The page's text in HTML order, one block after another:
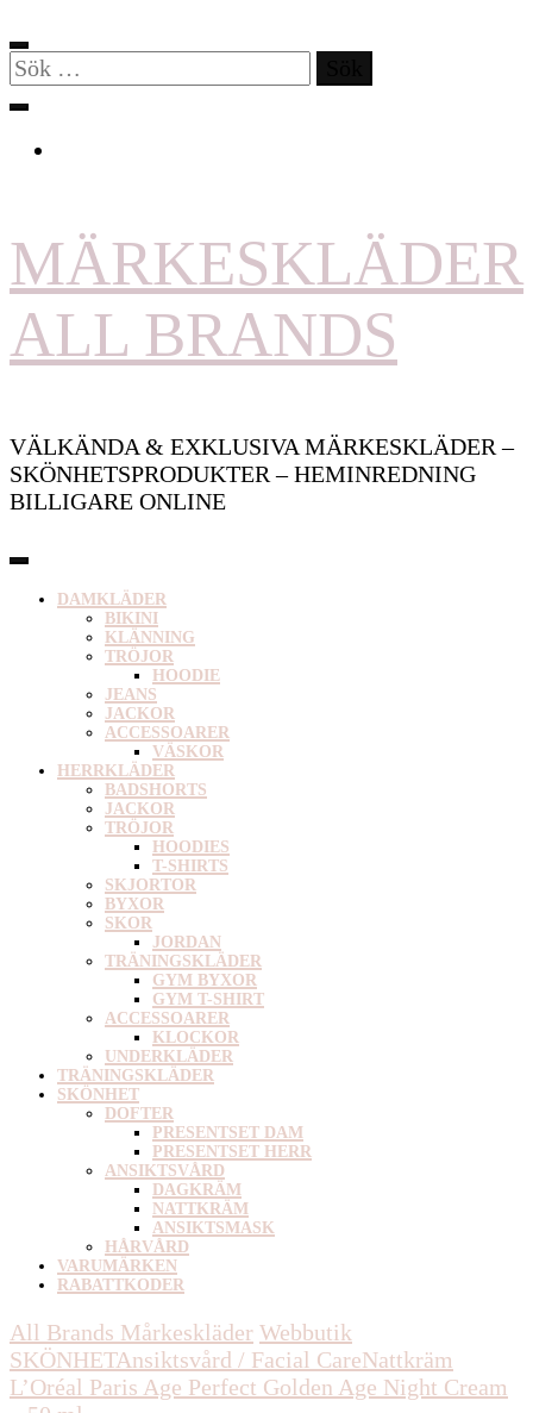
Sök
efter:
MÄRKESKLÄDER
ALL BRANDS
VÄLKÄNDA & EXKLUSIVA MÄRKESKLÄDER –
SKÖNHETSPRODUKTER – HEMINREDNING
BILLIGARE ONLINE
DAMKLÄDER
BIKINI
KLÄNNING
TRÖJOR
HOODIE
JEANS
JACKOR
ACCESSOARER
VÄSKOR
HERRKLÄDER
BADSHORTS
JACKOR
TRÖJOR
HOODIES
T-SHIRTS
SKJORTOR
BYXOR
SKOR
JORDAN
TRÄNINGSKLÄDER
GYM BYXOR
GYM T-SHIRT
ACCESSOARER
KLOCKOR
UNDERKLÄDER
TRÄNINGSKLÄDER
SKÖNHET
DOFTER
PRESENTSET DAM
PRESENTSET HERR
ANSIKTSVÅRD
DAGKRÄM
NATTKRÄM
ANSIKTSMASK
HÅRVÅRD
VARUMÄRKEN
RABATTKODER
All Brands Mårkeskläder Webbutik
SKÖNHETAnsiktsvård / Facial CareNattkräm
L’Oréal Paris Age Perfect Golden Age Night Cream